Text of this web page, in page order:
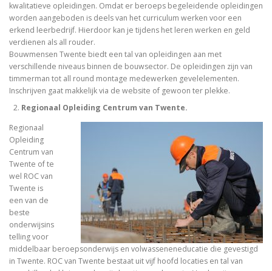
kwalitatieve opleidingen. Omdat er beroeps begeleidende opleidingen
worden aangeboden is deels van het curriculum werken voor een
erkend leerbedrijf. Hierdoor kan je tijdens het leren werken en geld
verdienen als all rouder.
Bouwmensen Twente biedt een tal van opleidingen aan met
verschillende niveaus binnen de bouwsector. De opleidingen zijn van
timmerman tot all round montage medewerken gevelelementen.
Inschrijven gaat makkelijk via de website of gewoon ter plekke.
Regionaal Opleiding Centrum van Twente.
Regionaal
Opleiding
Centrum van
Twente of te
wel ROC van
Twente is
een van de
beste
onderwijsins
telling voor
middelbaar beroepsonderwijs en volwasseneneducatie die gevestigd
in Twente. ROC van Twente bestaat uit vijf hoofd locaties en tal van